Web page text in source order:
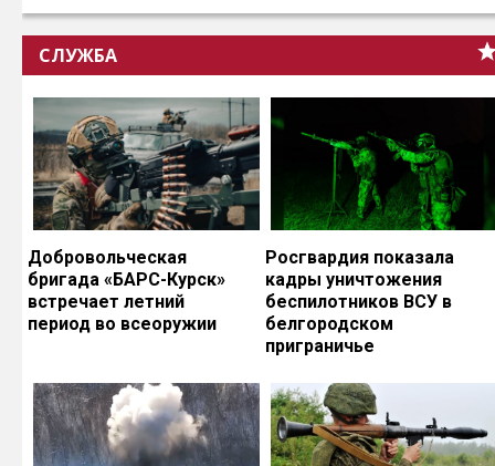
СЛУЖБА
Добровольческая
бригада «БАРС-Курск»
встречает летний
период во всеоружии
Росгвардия показала
кадры уничтожения
беспилотников ВСУ в
белгородском
приграничье